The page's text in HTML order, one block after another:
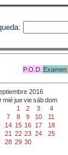
P.O.D. Examen
2016
miéjueviesábdom
1
2 3
4
7 8 9 10
11
14 15 16 17
18
21 22 23 24
25
28 29 30